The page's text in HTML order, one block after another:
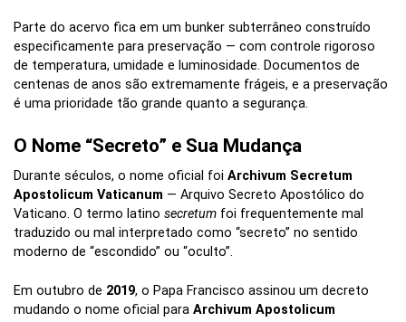
Parte do acervo fica em um bunker subterrâneo construído
especificamente para preservação — com controle rigoroso
de temperatura, umidade e luminosidade. Documentos de
centenas de anos são extremamente frágeis, e a preservação
é uma prioridade tão grande quanto a segurança.
O Nome “Secreto” e Sua Mudança
Durante séculos, o nome oficial foi Archivum Secretum
Apostolicum Vaticanum — Arquivo Secreto Apostólico do
Vaticano. O termo latino secretum foi frequentemente mal
traduzido ou mal interpretado como “secreto” no sentido
moderno de “escondido” ou “oculto”.
Em outubro de 2019, o Papa Francisco assinou um decreto
mudando o nome oficial para Archivum Apostolicum